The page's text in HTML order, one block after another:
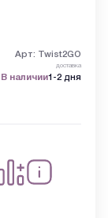
Арт: Twist2GO
доставка
В наличии1-2 дня